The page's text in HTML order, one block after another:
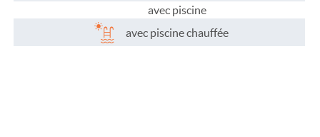
avec piscine
avec piscine chauffée